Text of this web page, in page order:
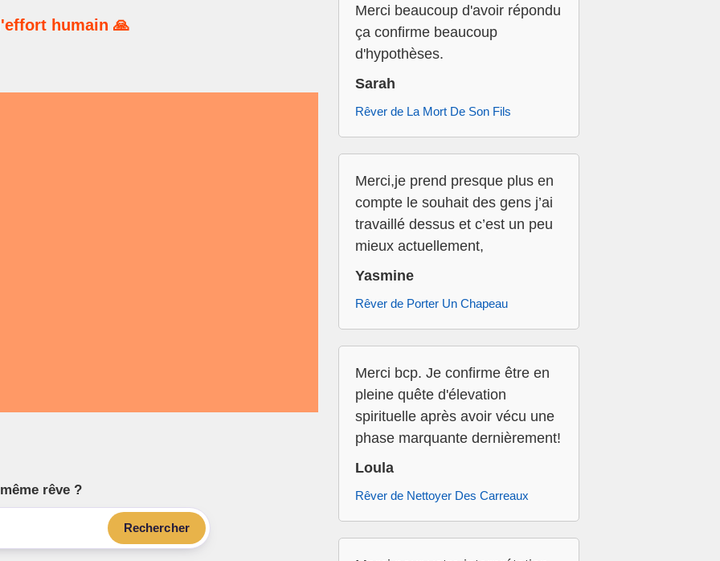
humain 🙏
rêve ?
Rechercher
Merci beaucoup d'avoir répondu
ça confirme beaucoup
d'hypothèses.
Sarah
Rêver de La Mort De Son Fils
Merci,je prend presque plus en
compte le souhait des gens j’ai
travaillé dessus et c’est un peu
mieux actuellement,
Yasmine
Rêver de Porter Un Chapeau
Merci bcp. Je confirme être en
pleine quête d'élevation
spirituelle après avoir vécu une
phase marquante dernièrement!
Loula
Rêver de Nettoyer Des Carreaux